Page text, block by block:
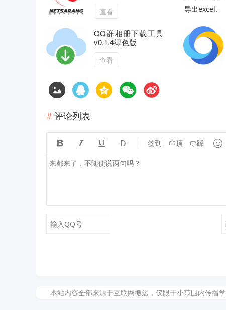
查看
QQ群相册下载工具
v0.1.4绿色版
查看
评论列表
    签到 顶 踩 
本站内容全部来源于互联网搬运，仅限于小范围内传